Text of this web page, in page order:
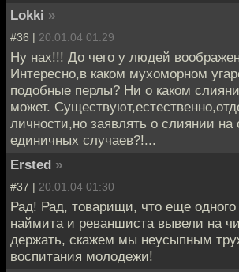
Lokki »
#36 | 20.01.04 01:29
Ну нах!!! До чего у людей
Интересно,в каком мухоморном
подобные перлы? Ни о каком
может.
личности,но заявлять о слиянии на
единичных случаев?!...
Ersted »
#37 | 20.01.04 01:30
Рад! Рад, товарищи, что еще одного
наймита и реваншиста вывели на
держать, скажем мы неусыпным
воспитания молодежи!